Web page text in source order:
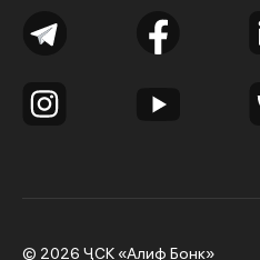
© 2026 ҶСК «Алиф Бонк»